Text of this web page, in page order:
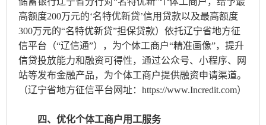
高额度200万元的‘名特优新贷’信用贷款以及最高额度
300万元的“名特优新贷”担保贷款）依托辽宁省地方征
信平台（“辽信通”），为个体工商户“精准画像”，提升
信贷投放能力和融资可得性，通过公众号、小程序、网
站等发布金融产品，为个体工商户提供融资申请渠道。
（辽宁省地方征信平台网址：https://www.Incredit.com）
四、优化个体工商户用工服务